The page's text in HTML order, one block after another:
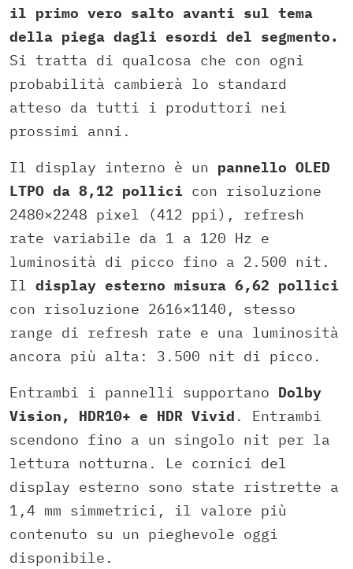
il primo vero salto avanti sul tema
della piega dagli esordi del segmento.
Si tratta di qualcosa che con ogni
probabilità cambierà lo standard
atteso da tutti i produttori nei
prossimi anni.
Il display interno è un pannello OLED
LTPO da 8,12 pollici con risoluzione
2480×2248 pixel (412 ppi), refresh
rate variabile da 1 a 120 Hz e
luminosità di picco fino a 2.500 nit.
Il display esterno misura 6,62 pollici
con risoluzione 2616×1140, stesso
range di refresh rate e una luminosità
ancora più alta: 3.500 nit di picco.
Entrambi i pannelli supportano Dolby
Vision, HDR10+ e HDR Vivid . Entrambi
scendono fino a un singolo nit per la
lettura notturna. Le cornici del
display esterno sono state ristrette a
1,4 mm simmetrici, il valore più
contenuto su un pieghevole oggi
disponibile.